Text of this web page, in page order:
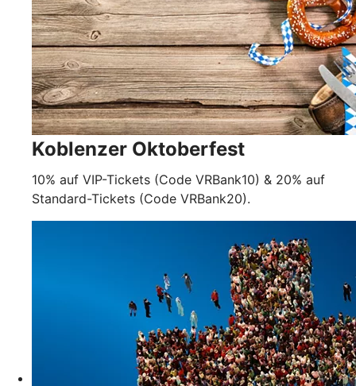
Koblenzer Oktoberfest
10% auf VIP-Tickets (Code VRBank10) & 20% auf
Standard-Tickets (Code VRBank20).